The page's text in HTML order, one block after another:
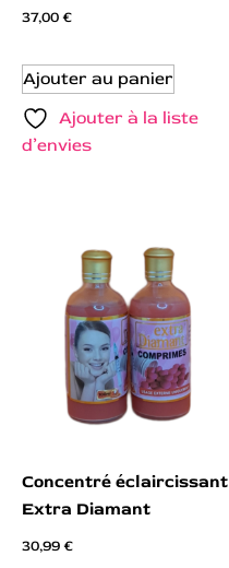
37,00€
Ajouter au panier
Ajouter à la liste
d’envies
Concentré éclaircissant
Extra Diamant
30,99€